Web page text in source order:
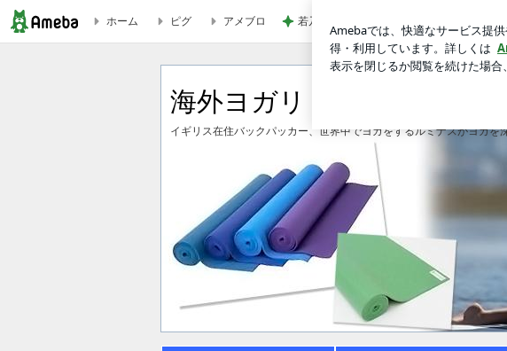
ホーム ピグ アメブロ 若乃花 デパ地下で買ってきた夕食
海外ヨガリトリートならル
イギリス在住バックパッカー、世界中でヨガをするルミナスがヨガ